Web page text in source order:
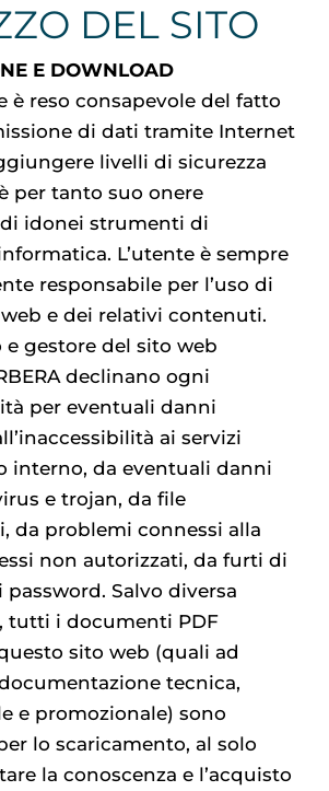
DEL SITO
E DOWNLOAD
è reso consapevole del fatto
di dati tramite Internet
livelli di sicurezza
per tanto suo onere
idonei strumenti di
L’utente è sempre
responsabile per l’uso di
e dei relativi contenuti.
e gestore del sito web
declinano ogni
per eventuali danni
ai servizi
interno, da eventuali danni
e trojan, da file
da problemi connessi alla
non autorizzati, da furti di
Salvo diversa
tutti i documenti PDF
sito web (quali ad
tecnica,
e promozionale) sono
lo scaricamento, al solo
la conoscenza e l’acquisto